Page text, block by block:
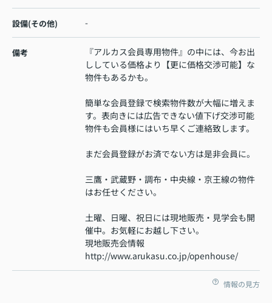
設備(その他) -
備考
『アルカス会員専用物件』の中には、今お出
ししている価格より【更に価格交渉可能】な
物件もあるかも。
簡単な会員登録で検索物件数が大幅に増えま
す。表向きには広告できない値下げ交渉可能
物件も会員様にはいち早くご連絡致します。
まだ会員登録がお済でない方は是非会員に。
三鷹・武蔵野・調布・中央線・京王線の物件
はお任せください。
土曜、日曜、祝日には現地販売・見学会も開
催中。お気軽にお越し下さい。
現地販売会情報
http://www.arukasu.co.jp/openhouse/
情報の見方